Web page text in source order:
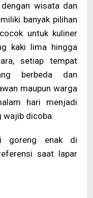
wisata dan
banyak pilihan
untuk kuliner
kaki lima hingga
setiap tempat
berbeda dan
maupun warga
hari menjadi
wajib dicoba.
goreng enak di
saat lapar